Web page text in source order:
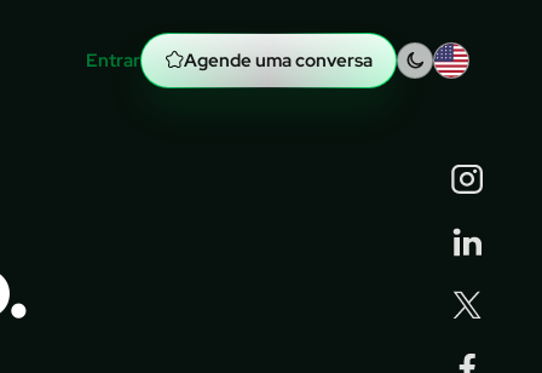
Entrarno Hub Wibx
Agende uma conversa